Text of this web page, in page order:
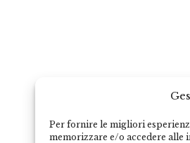
Per fornire le migliori
memorizzare e/o accedere alle